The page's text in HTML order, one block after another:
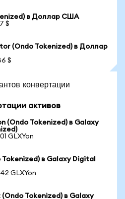
в Доллар США
$
(Ondo Tokenized) в Доллар
$
конвертации
активов
(Ondo Tokenized) в Galaxy
GLXYon
в Galaxy Digital
GLXYon
Tokenized) в Galaxy